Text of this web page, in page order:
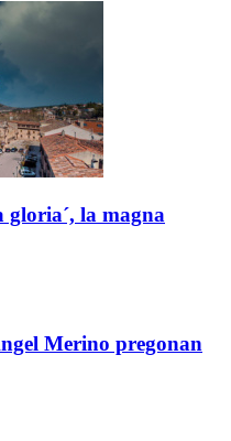
gloria´, la magna
Merino pregonan